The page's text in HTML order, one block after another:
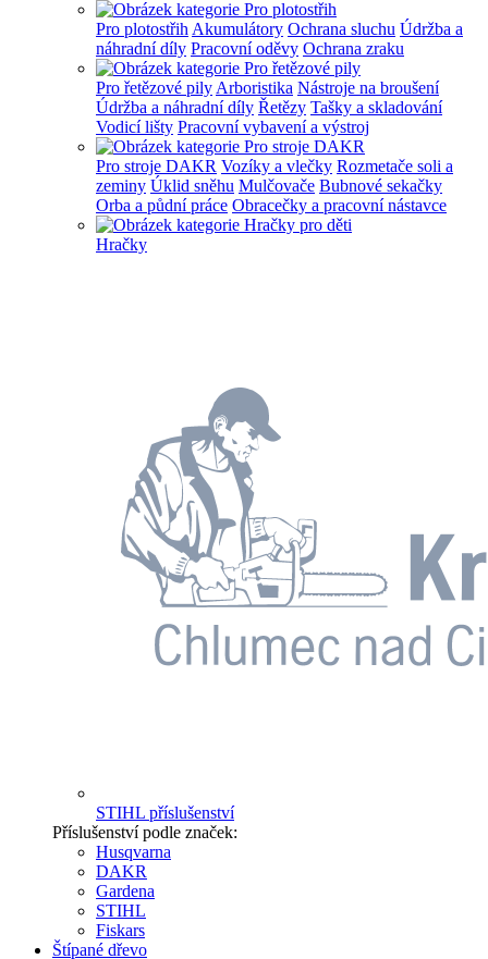
Pro plotostřih Akumulátory Ochrana sluchu Údržba a
náhradní díly Pracovní oděvy Ochrana zraku
Pro řetězové pily Arboristika Nástroje na broušení
Údržba a náhradní díly Řetězy Tašky a skladování
Vodicí lišty Pracovní vybavení a výstroj
Pro stroje DAKR Vozíky a vlečky Rozmetače soli a
zeminy Úklid sněhu Mulčovače Bubnové sekačky
Orba a půdní práce Obracečky a pracovní nástavce
Hračky
STIHL příslušenství
Příslušenství podle značek:
Husqvarna
DAKR
Gardena
STIHL
Fiskars
Štípané dřevo